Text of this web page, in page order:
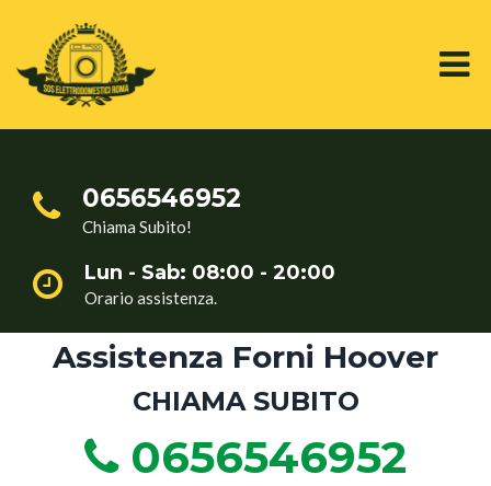
0656546952
Chiama Subito!
Lun - Sab: 08:00 - 20:00
Orario assistenza.
Assistenza Forni Hoover
CHIAMA SUBITO
0656546952